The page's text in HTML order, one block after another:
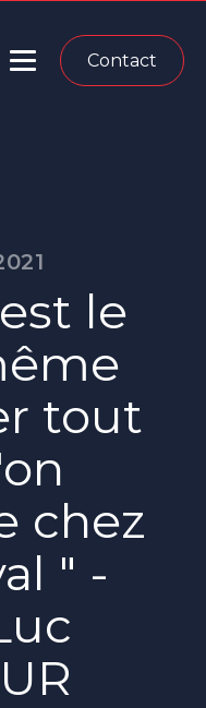
Contact
le
tout
chez
" -